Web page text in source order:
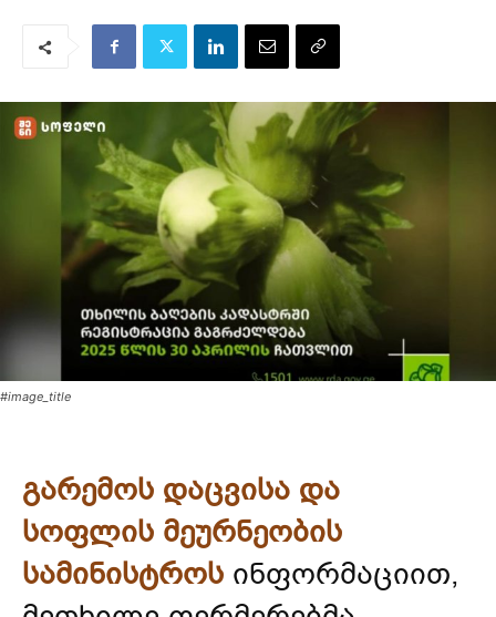
#image_title
გარემოს დაცვისა და
სოფლის მეურნეობის
სამინისტროს ინფორმაციით,